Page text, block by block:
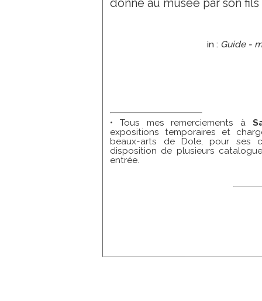
donné au musée par son fils
in : Guide -
• Tous mes remerciements à
expositions temporaires et
beaux-arts de Dole, pour ses
disposition de plusieurs
entrée.